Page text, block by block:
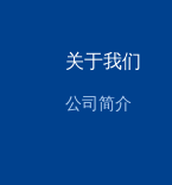
关于我们
公司简介